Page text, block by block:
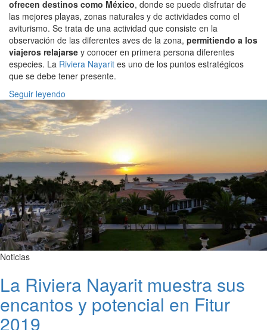
ofrecen destinos como México, donde se puede disfrutar de
las mejores playas, zonas naturales y de actividades como el
aviturismo. Se trata de una actividad que consiste en la
observación de las diferentes aves de la zona, permitiendo a los
viajeros relajarse y conocer en primera persona diferentes
especies. La Riviera Nayarit es uno de los puntos estratégicos
que se debe tener presente.
Seguir leyendo
Noticias
La Riviera Nayarit muestra sus
encantos y potencial en Fitur
2019